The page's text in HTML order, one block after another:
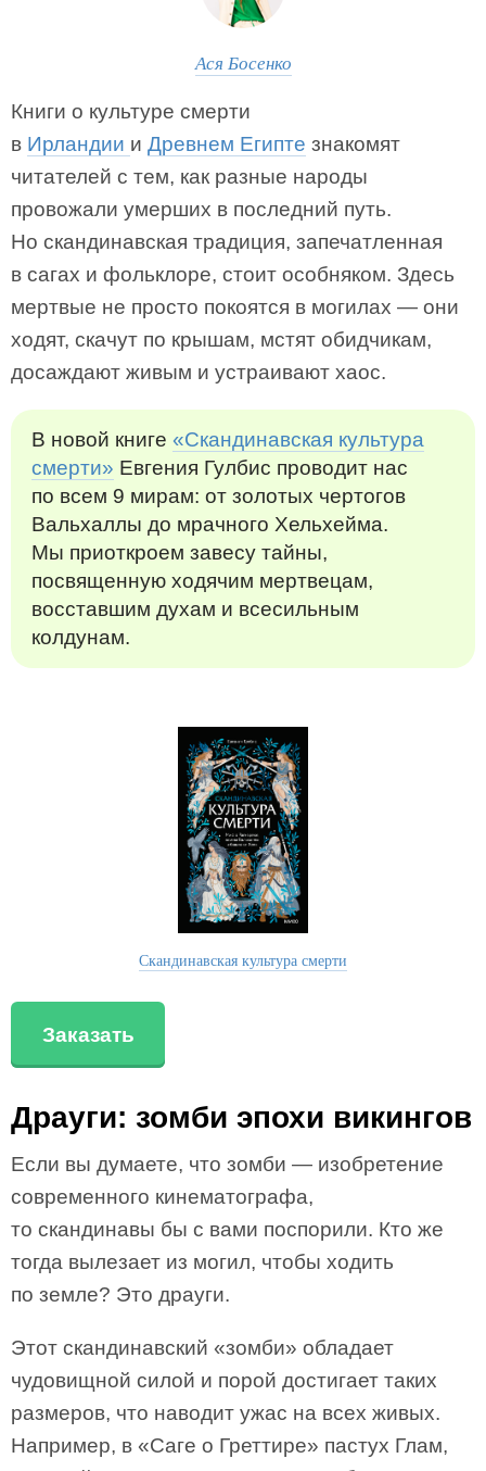
Ася Босенко
Книги о культуре смерти
в Ирландии и Древнем Египте знакомят
читателей с тем, как разные народы
провожали умерших в последний путь.
Но скандинавская традиция, запечатленная
в сагах и фольклоре, стоит особняком. Здесь
мертвые не просто покоятся в могилах — они
ходят, скачут по крышам, мстят обидчикам,
досаждают живым и устраивают хаос.
В новой книге «Скандинавская культура
смерти» Евгения Гулбис проводит нас
по всем 9 мирам: от золотых чертогов
Вальхаллы до мрачного Хельхейма.
Мы приоткроем завесу тайны,
посвященную ходячим мертвецам,
восставшим духам и всесильным
колдунам.
Скандинавская культура смерти
Заказать
Драуги: зомби эпохи викингов
Если вы думаете, что зомби — изобретение
современного кинематографа,
то скандинавы бы с вами поспорили. Кто же
тогда вылезает из могил, чтобы ходить
по земле? Это драуги.
Этот скандинавский «зомби» обладает
чудовищной силой и порой достигает таких
размеров, что наводит ужас на всех живых.
Например, в «Саге о Греттире» пастух Глам,